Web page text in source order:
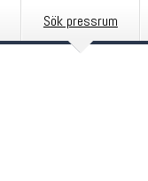
Sök pressrum